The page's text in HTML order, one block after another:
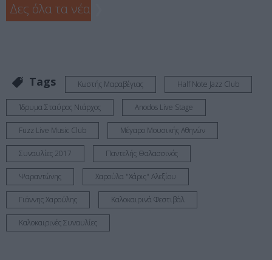
Δες όλα τα νέα
Tags Κωστής Μαραβέγιας Half Note Jazz Club
Ίδρυμα Σταύρος Νιάρχος Anodos Live Stage
Fuzz Live Music Club Μέγαρο Μουσικής Αθηνών
Συναυλίες 2017 Παντελής Θαλασσινός
Ψαραντώνης Χαρούλα "Χάρις" Αλεξίου
Γιάννης Χαρούλης Καλοκαιρινά Φεστιβάλ
Καλοκαιρινές Συναυλίες